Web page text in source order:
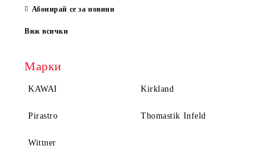
Абонирай се за новини
Виж всички
Марки
KAWAI Kirkland
Pirastro Thomastik Infeld
Wittner